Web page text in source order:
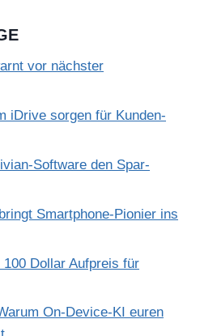
vor nächster
iDrive sorgen für Kunden-
Software den Spar-
Smartphone-Pionier ins
Dollar Aufpreis für
On-Device-KI euren